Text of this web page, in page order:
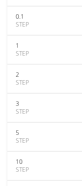
0.1
STEP
1
STEP
2
STEP
3
STEP
5
STEP
10
STEP